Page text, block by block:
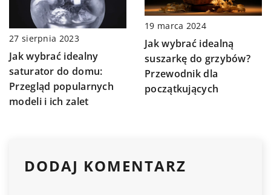
27 sierpnia 2023
Jak wybrać idealny
saturator do domu:
Przegląd popularnych
modeli i ich zalet
19 marca 2024
Jak wybrać idealną
suszarkę do grzybów?
Przewodnik dla
początkujących
DODAJ KOMENTARZ